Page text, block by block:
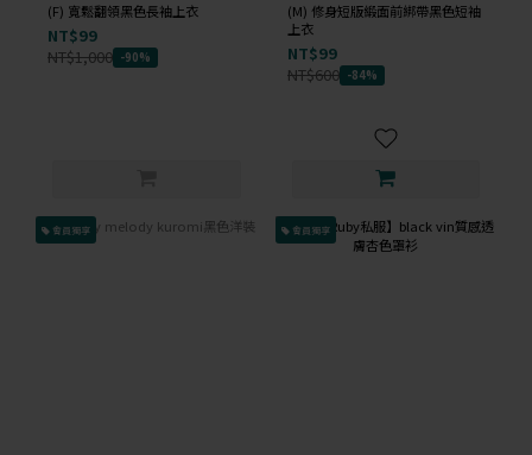
(F) 寬鬆翻領黑色長袖上衣
NT$99
NT$1,000 -90%
(M) 修身短版緞面前綁帶黑色短袖
上衣
NT$99
NT$600 -84%
會員獨享 會員獨享